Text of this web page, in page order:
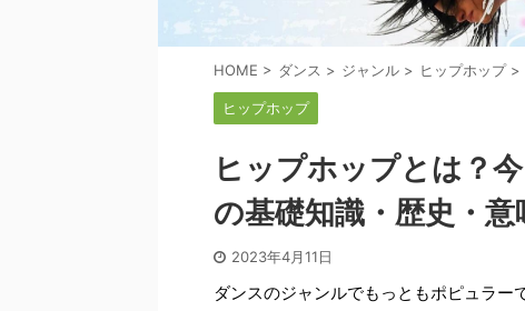
HOME > ダンス > ジャンル > ヒップホップ >
ヒップホップ
ヒップホップとは？
の基礎知識・歴史・意
2023年4月11日
ダンスのジャンルでもっともポピュラー